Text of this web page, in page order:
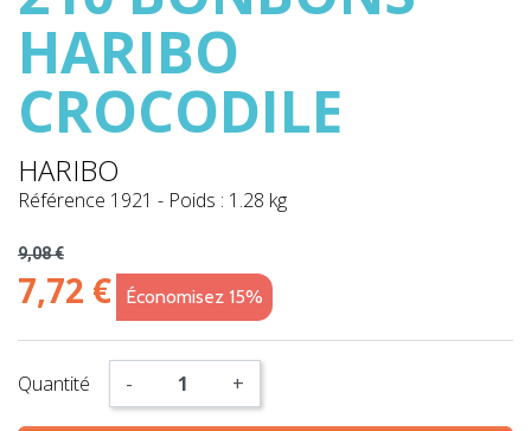
HARIBO
CROCODILE
HARIBO
Référence 1921 - Poids : 1.28 kg
9,08 €
7,72 € Économisez 15%
Quantité - +